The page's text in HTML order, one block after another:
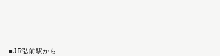
■JR弘前駅から